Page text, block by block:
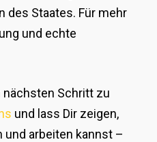
des Staates. Für mehr
und echte
nächsten Schritt zu
und lass Dir zeigen,
und arbeiten kannst –